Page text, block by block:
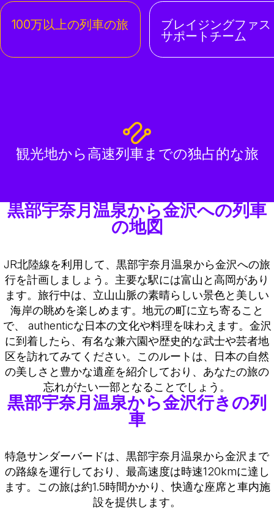
100万以上の列車の旅 ブレイジングファス
サポートチーム
観光地から高速列車までの独占的な旅
黒部宇奈月温泉から金沢への列車
の地図
JR北陸線を利用して、黒部宇奈月温泉から金沢への旅
行を計画しましょう。主要な駅には富山と高岡があり
ます。旅行中は、立山山脈の素晴らしい景色と美しい
海岸の眺めを楽しめます。地元の町に立ち寄ること
で、 authenticな日本の文化や料理を味わえます。金沢
に到着したら、有名な兼六園や歴史的な武士や芸者地
区を訪れてみてください。このルートは、日本の自然
の美しさと豊かな遺産を紹介しており、あなたの旅の
忘れがたい一部となることでしょう。
黒部宇奈月温泉から金沢行きの列
車
特急サンダーバードは、黒部宇奈月温泉から金沢まで
の路線を運行しており、最高速度は時速120kmに達し
ます。この旅は約1.5時間かかり、快適な座席と車内施
設を提供します。